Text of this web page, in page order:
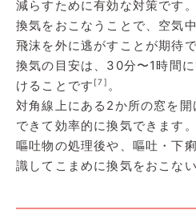
減らすために有効な対策です。
換気をおこなうことで、空気
飛沫を外に逃がすことが期待で
換気の目安は、30分〜1時間
けることです [7] 。
対角線上にある2か所の窓を
できて効率的に換気できます。
嘔吐物の処理後や、嘔吐・下
識してこまめに換気をおこない